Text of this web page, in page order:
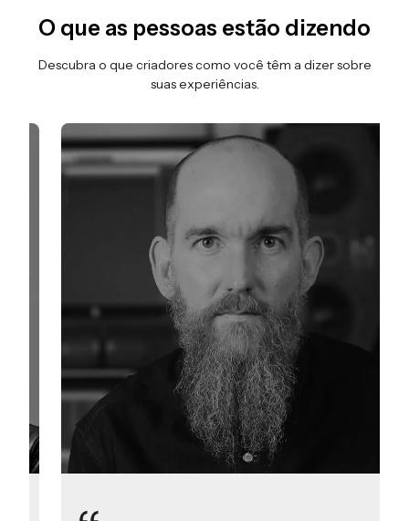
O que as pessoas estão dizendo
Descubra o que criadores como você têm a dizer sobre
suas experiências.
Diapositivo 3 de 3